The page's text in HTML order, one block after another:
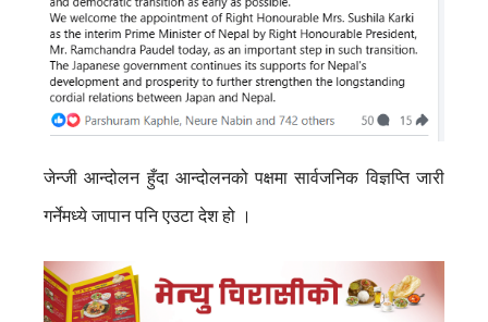
जेन्जी आन्दोलन हुँदा आन्दोलनको पक्षमा सार्वजनिक विज्ञप्ति जारी
गर्नेमध्ये जापान पनि एउटा देश हो ।